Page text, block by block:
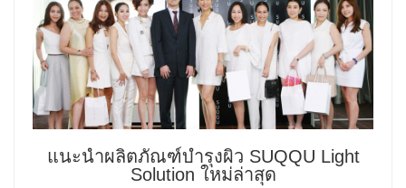
แนะนำผลิตภัณฑ์บำรุงผิว SUQQU Light
Solution ใหม่ล่าสุด